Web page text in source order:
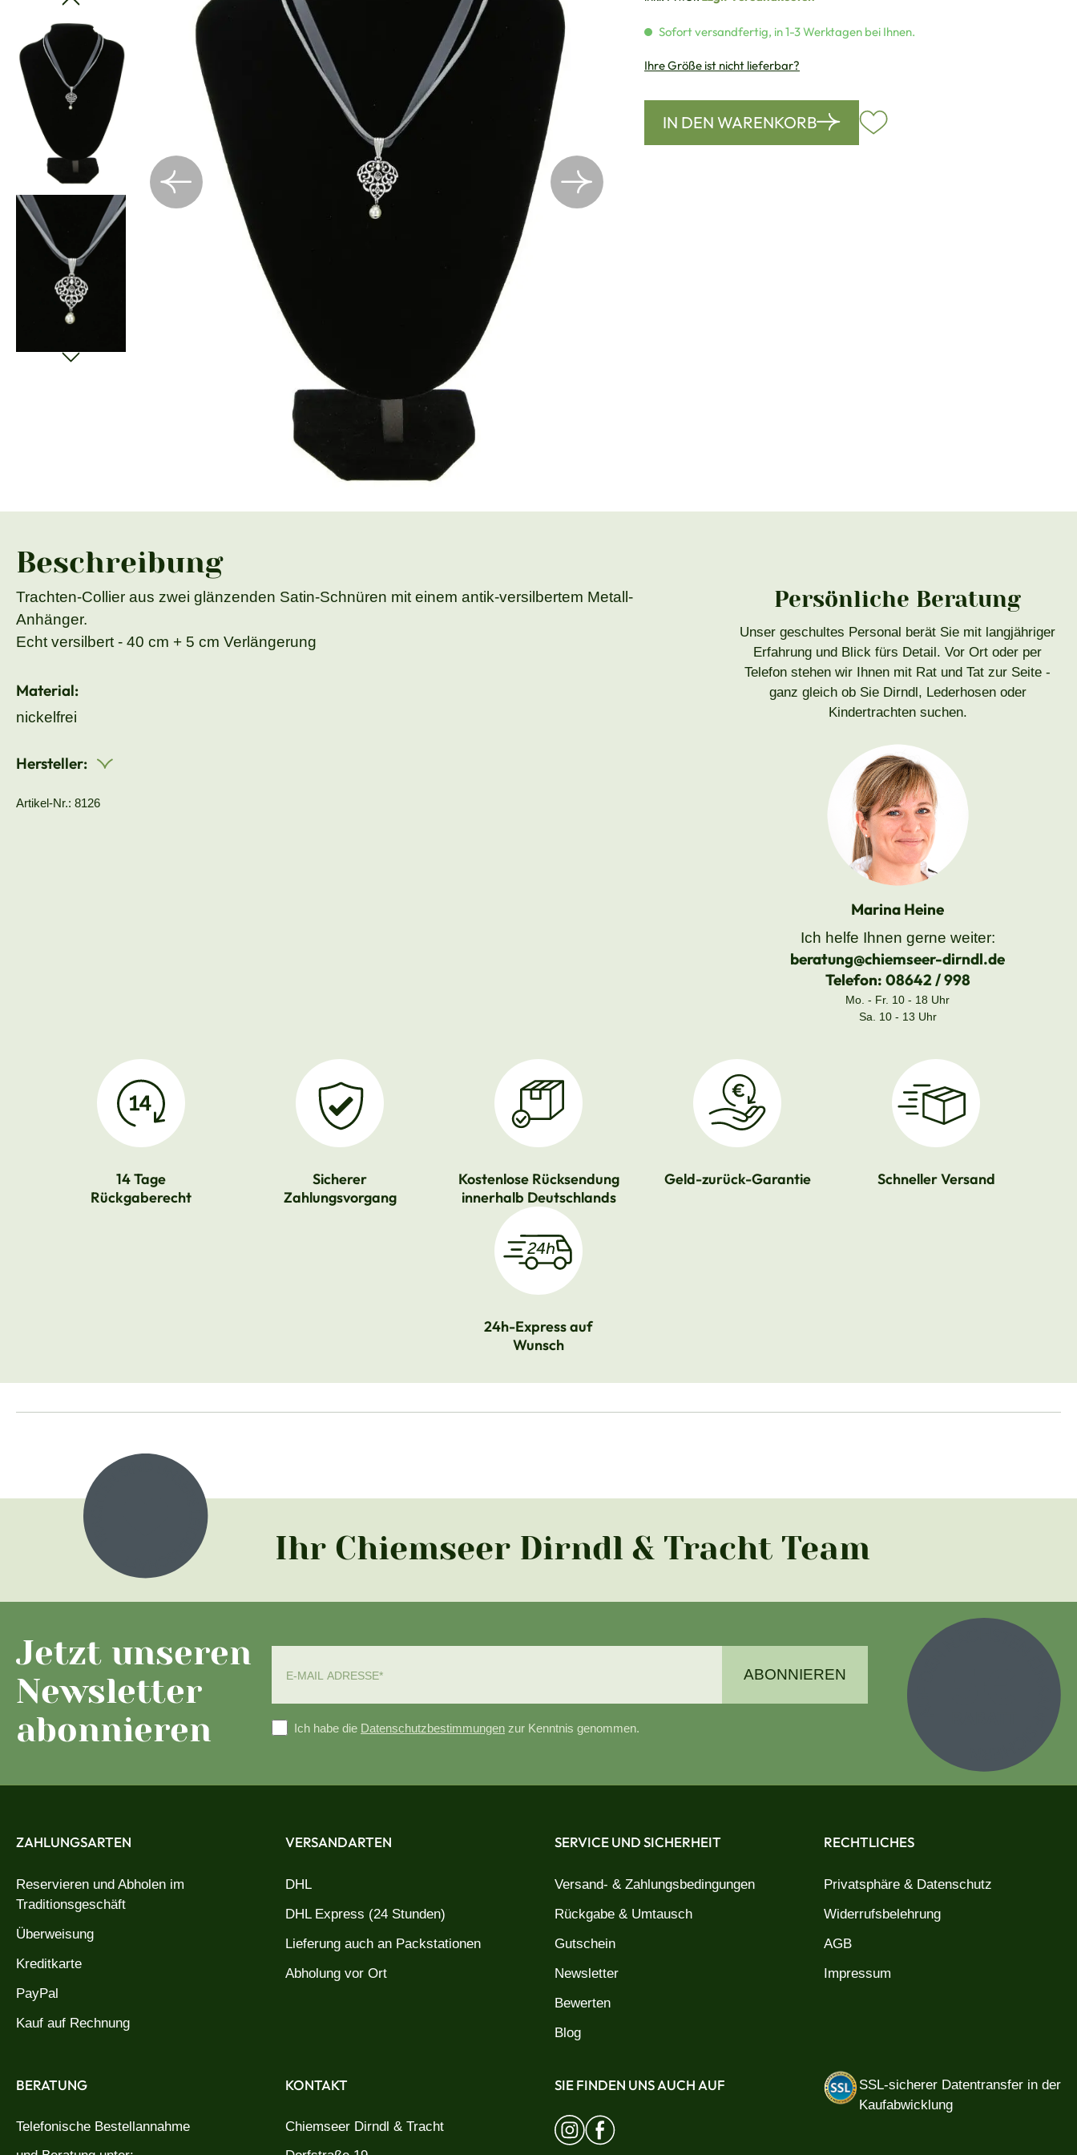
Sofort versandfertig, in 1-3 Werktagen bei Ihnen.
Ihre Größe ist nicht lieferbar?
IN DEN WARENKORB
Beschreibung
Trachten-Collier aus zwei glänzenden Satin-Schnüren mit einem antik-versilbertem Metall-
Anhänger.
Echt versilbert - 40 cm + 5 cm Verlängerung
Material:
nickelfrei
Hersteller:
Artikel-Nr.: 8126
Persönliche Beratung
Unser geschultes Personal berät Sie mit langjähriger
Erfahrung und Blick fürs Detail. Vor Ort oder per
Telefon stehen wir Ihnen mit Rat und Tat zur Seite -
ganz gleich ob Sie Dirndl, Lederhosen oder
Kindertrachten suchen.
Marina Heine
Ich helfe Ihnen gerne weiter:
beratung@chiemseer-dirndl.de
Telefon: 08642 / 998
Mo. - Fr. 10 - 18 Uhr
Sa. 10 - 13 Uhr
14 Tage
Rückgaberecht
Sicherer
Zahlungsvorgang
Kostenlose Rücksendung
innerhalb Deutschlands
Geld-zurück-Garantie Schneller Versand
24h-Express auf
Wunsch
Ihr Chiemseer Dirndl & Tracht Team
Jetzt unseren
Newsletter
abonnieren
ABONNIEREN
Ich habe die Datenschutzbestimmungen zur Kenntnis genommen.
ZAHLUNGSARTEN
Reservieren und Abholen im
Traditionsgeschäft
Überweisung
Kreditkarte
PayPal
Kauf auf Rechnung
VERSANDARTEN
DHL
DHL Express (24 Stunden)
Lieferung auch an Packstationen
Abholung vor Ort
SERVICE UND SICHERHEIT
Versand- & Zahlungsbedingungen
Rückgabe & Umtausch
Gutschein
Newsletter
Bewerten
Blog
RECHTLICHES
Privatsphäre & Datenschutz
Widerrufsbelehrung
AGB
Impressum
BERATUNG
Telefonische Bestellannahme
KONTAKT
Chiemseer Dirndl & Tracht
SIE FINDEN UNS AUCH AUF
SSL-sicherer Datentransfer in der
Kaufabwicklung